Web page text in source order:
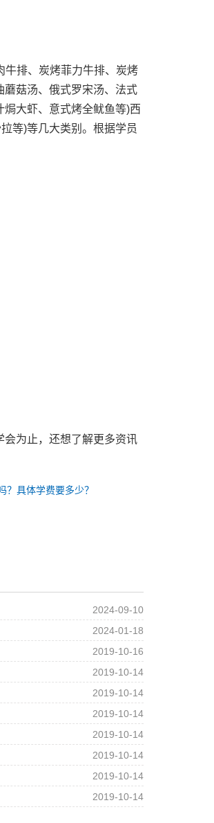
排、炭烤菲力牛排、炭烤
菇汤、俄式罗宋汤、法式
大虾、意式烤全鱿鱼等)西
等)等几大类别。根据学员
为止，还想了解更多资讯
？具体学费要多少？
2024-09-10
2024-01-18
2019-10-16
2019-10-14
2019-10-14
2019-10-14
2019-10-14
2019-10-14
2019-10-14
2019-10-14